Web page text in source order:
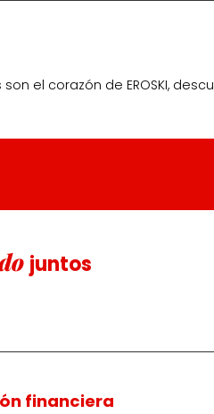
son el corazón de EROSKI,
juntos
financiera